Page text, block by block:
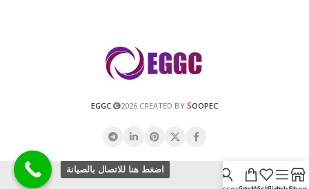
EGGC 2026 CREATED BY SOOPEC
اضغط هنا للاتصال بالصيانة